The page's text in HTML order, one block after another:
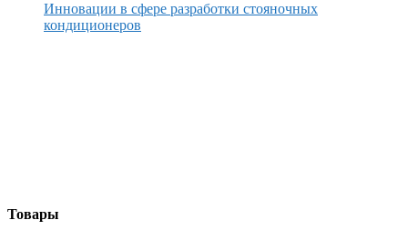
Инновации в сфере разработки стояночных
кондиционеров
Товары